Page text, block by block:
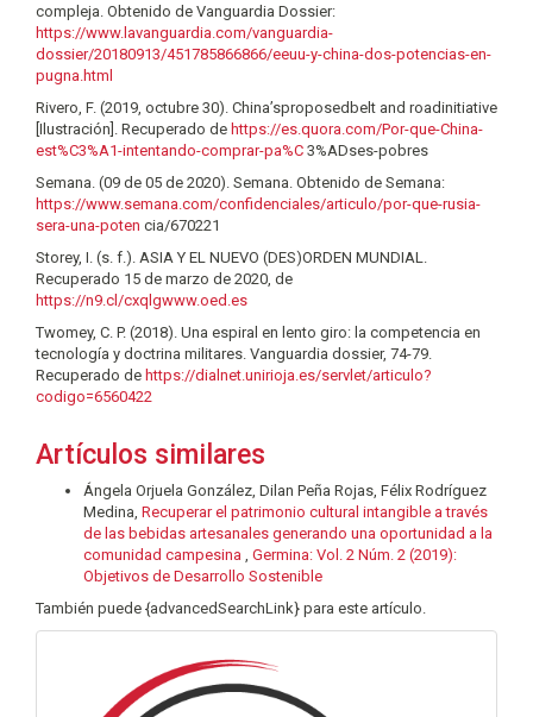
compleja. Obtenido de Vanguardia Dossier:
https://www.lavanguardia.com/vanguardia-
dossier/20180913/451785866866/eeuu-y-china-dos-potencias-en-
pugna.html
Rivero, F. (2019, octubre 30). China’sproposedbelt and roadinitiative
[Ilustración]. Recuperado de https://es.quora.com/Por-que-China-
est%C3%A1-intentando-comprar-pa%C 3%ADses-pobres
Semana. (09 de 05 de 2020). Semana. Obtenido de Semana:
https://www.semana.com/confidenciales/articulo/por-que-rusia-
sera-una-poten cia/670221
Storey, I. (s. f.). ASIA Y EL NUEVO (DES)ORDEN MUNDIAL.
Recuperado 15 de marzo de 2020, de
https://n9.cl/cxqlgwww.oed.es
Twomey, C. P. (2018). Una espiral en lento giro: la competencia en
tecnología y doctrina militares. Vanguardia dossier, 74-79.
Recuperado de https://dialnet.unirioja.es/servlet/articulo?
codigo=6560422
Artículos similares
Ángela Orjuela González, Dilan Peña Rojas, Félix Rodríguez
Medina, Recuperar el patrimonio cultural intangible a través
de las bebidas artesanales generando una oportunidad a la
comunidad campesina , Germina: Vol. 2 Núm. 2 (2019):
Objetivos de Desarrollo Sostenible
También puede {advancedSearchLink} para este artículo.